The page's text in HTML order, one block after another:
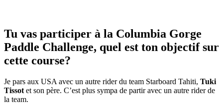
Tu vas participer à la Columbia Gorge
Paddle Challenge, quel est ton objectif sur
cette course?
Je pars aux USA avec un autre rider du team Starboard Tahiti, Tuki
Tissot et son père. C’est plus sympa de partir avec un autre rider de
la team.